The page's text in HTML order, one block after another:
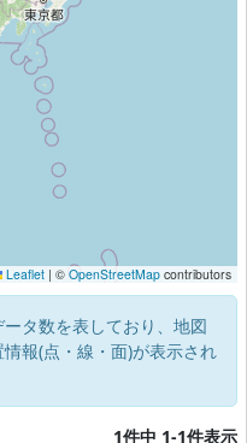
Leaflet | © OpenStreetMap contributors
タ数を表しており、地図
報(点・線・面)が表示され
1件中 1-1件表示